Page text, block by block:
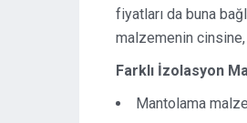
fiyatları da buna
malzemenin cinsine,
Farklı İzolasyon
Mantolama